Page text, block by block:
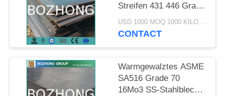
Streifen 431 446 Grad
440A 440B 440C
USD 1000 MOQ:1000 KILOGRAMM
CONTACT
Warmgewalztes ASME
SA516 Grade 70
16Mo3 SS-Stahlblech